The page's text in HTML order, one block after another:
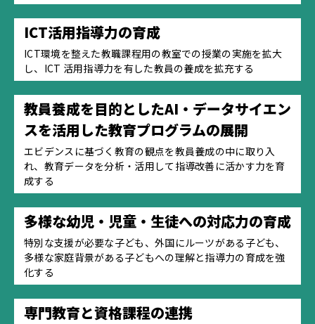
ICT活用指導力の育成
ICT環境を整えた教職課程用の教室での授業の実施を拡大
し、ICT 活用指導力を有した教員の養成を拡充する
教員養成を目的としたAI・データサイエン
スを活用した教育プログラムの展開
エビデンスに基づく教育の観点を教員養成の中に取り入
れ、教育データを分析・活用して指導改善に活かす力を育
成する
多様な幼児・児童・生徒への対応力の育成
特別な支援が必要な子ども、外国にルーツがある子ども、
多様な家庭背景がある子どもへの理解と指導力の育成を強
化する
専門教育と資格課程の連携